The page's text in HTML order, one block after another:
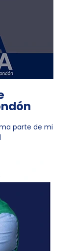
parte de mi